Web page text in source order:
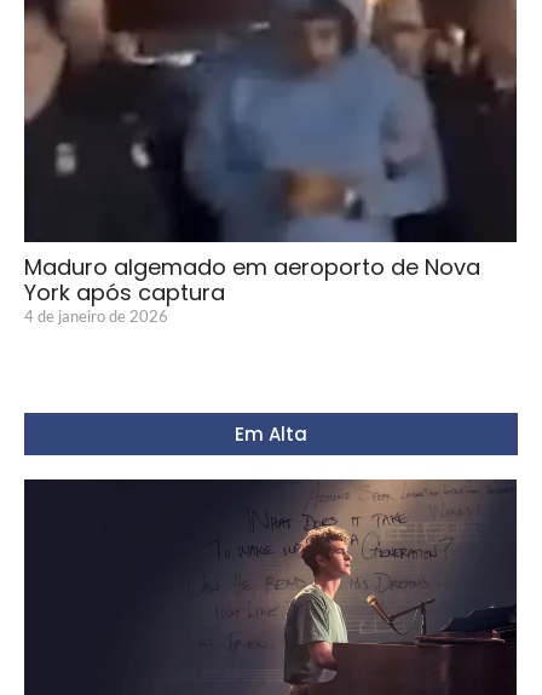
Maduro algemado em aeroporto de Nova
York após captura
4 de janeiro de 2026
Em Alta